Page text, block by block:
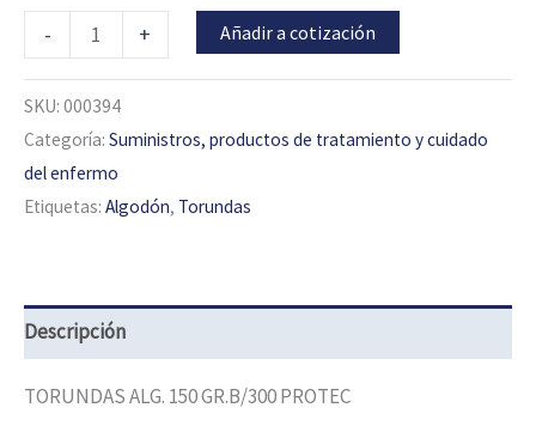
- + Añadir a cotización
SKU: 000394
Categoría: Suministros, productos de tratamiento y cuidado
del enfermo
Etiquetas: Algodón, Torundas
Descripción
TORUNDAS ALG. 150 GR.B/300 PROTEC